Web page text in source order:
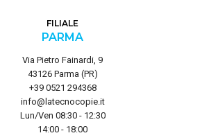
FILIALE
PARMA
Via Pietro Fainardi, 9
43126 Parma (PR)
+39 0521 294368
info@latecnocopie.it
Lun/Ven 08:30 - 12:30
14:00 - 18:00